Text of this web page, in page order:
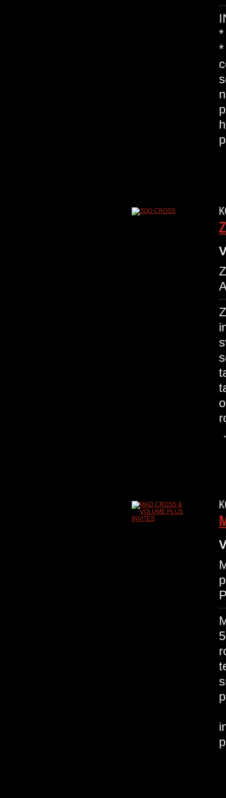
*
*